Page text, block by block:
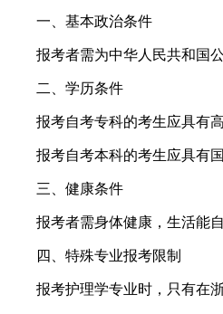
一、基本政治条件
报考者需为中华人民共和国公
二、学历条件
报考自考专科的考生应具有高
报考自考本科的考生应具有国
三、健康条件
报考者需身体健康，生活能自
四、特殊专业报考限制
报考护理学专业时，只有在浙